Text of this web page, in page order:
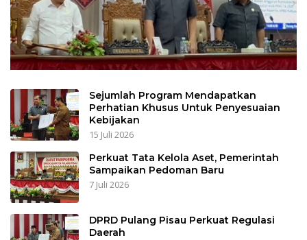
Sejumlah Program Mendapatkan
Perhatian Khusus Untuk Penyesuaian
Kebijakan
15 Juli 2026
Perkuat Tata Kelola Aset, Pemerintah
Sampaikan Pedoman Baru
7 Juli 2026
DPRD Pulang Pisau Perkuat Regulasi
Daerah